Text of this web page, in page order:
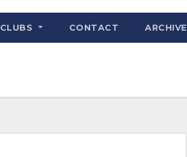
CLUBS CONTACT ARCHIVE